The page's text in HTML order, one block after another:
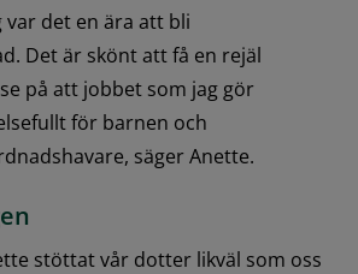
var det en ära att bli
Det är skönt att få en rejäl
på att jobbet som jag gör
för barnen och
säger Anette.
stöttat vår dotter likväl som oss